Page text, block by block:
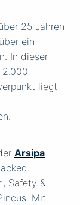
25 Jahren
ein
In dieser
liegt
Arsipa
Safety &
Mit